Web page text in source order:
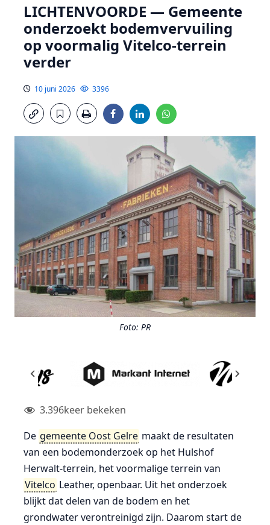
LICHTENVOORDE — Gemeente
onderzoekt bodemvervuiling
op voormalig Vitelco-terrein
verder
10 juni 2026 3396
Foto: PR
3.396keer bekeken
De gemeente Oost Gelre maakt de resultaten
van een bodemonderzoek op het Hulshof
Herwalt-terrein, het voormalige terrein van
Vitelco Leather, openbaar. Uit het onderzoek
blijkt dat delen van de bodem en het
grondwater verontreinigd zijn. Daarom start de